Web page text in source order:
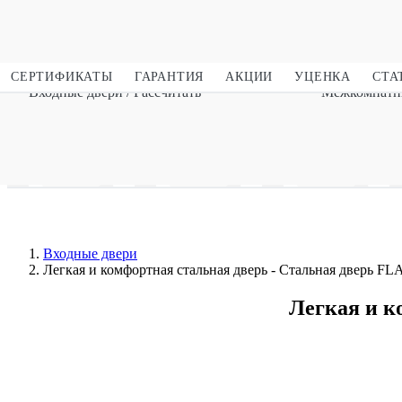
Входные двери / Рассчитать
СЕРТИФИКАТЫ ГАРАНТИЯ АКЦИИ УЦЕНКА
Входные двери
Легкая и комфортная стальная дверь - Стальная дверь
Легкая и